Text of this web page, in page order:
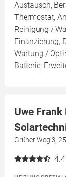
Austausch,
Thermostat,
Reinigung /
Finanzierung,
Wartung /
Batterie,
Uwe
Grüner Weg 3,
4.4